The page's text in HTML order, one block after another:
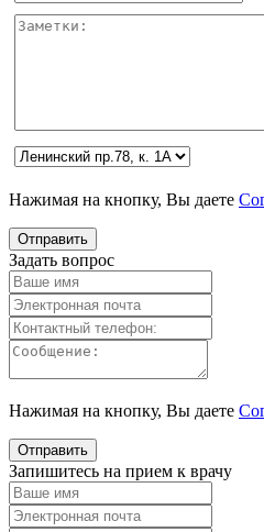
Нажимая на кнопку, Вы даете
Задать вопрос
Нажимая на кнопку, Вы даете
Запишитесь на прием к врачу